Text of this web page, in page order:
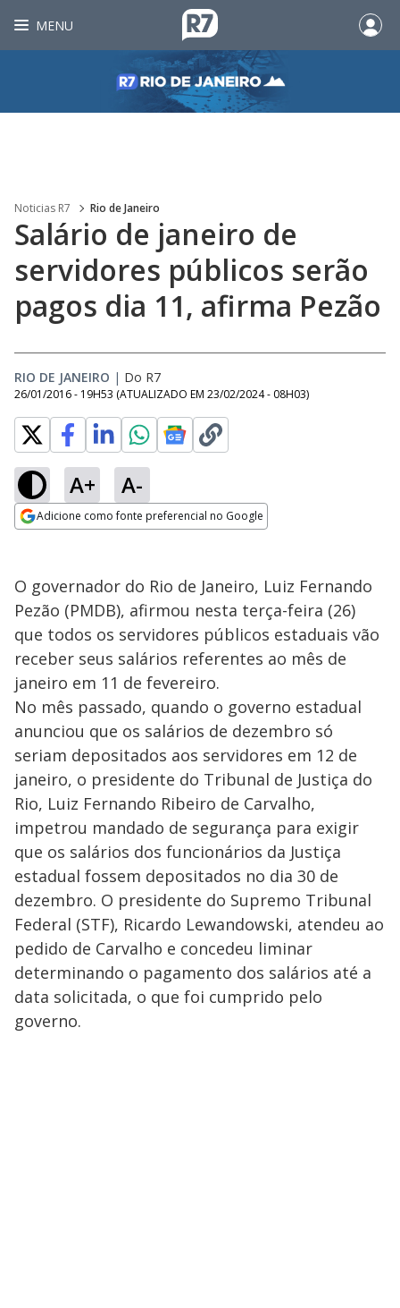
MENU
Noticias R7 Rio de Janeiro
Salário de janeiro de
servidores públicos serão
pagos dia 11, afirma Pezão
RIO DE JANEIRO | Do R7
26/01/2016 - 19H53 (ATUALIZADO EM 23/02/2024 - 08H03)
A+ A-
Adicione como fonte preferencial no Google
O governador do Rio de Janeiro, Luiz Fernando
Pezão (PMDB), afirmou nesta terça-feira (26)
que todos os servidores públicos estaduais vão
receber seus salários referentes ao mês de
janeiro em 11 de fevereiro.
No mês passado, quando o governo estadual
anunciou que os salários de dezembro só
seriam depositados aos servidores em 12 de
janeiro, o presidente do Tribunal de Justiça do
Rio, Luiz Fernando Ribeiro de Carvalho,
impetrou mandado de segurança para exigir
que os salários dos funcionários da Justiça
estadual fossem depositados no dia 30 de
dezembro. O presidente do Supremo Tribunal
Federal (STF), Ricardo Lewandowski, atendeu ao
pedido de Carvalho e concedeu liminar
determinando o pagamento dos salários até a
data solicitada, o que foi cumprido pelo
governo.